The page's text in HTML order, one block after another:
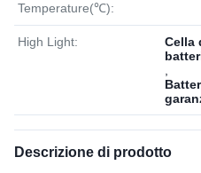
Temperature(℃):
High Light: Cella
Descrizione di prodotto